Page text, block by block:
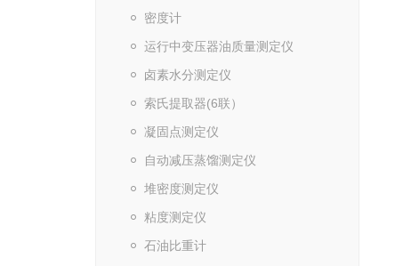
密度计
运行中变压器油质量测定仪
卤素水分测定仪
索氏提取器(6联）
凝固点测定仪
自动减压蒸馏测定仪
堆密度测定仪
粘度测定仪
石油比重计